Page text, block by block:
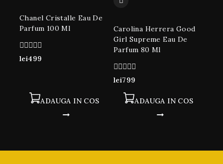
Chanel Cristalle Eau De
Parfum 100 Ml
0
lei499
ADAUGA IN COS
Carolina Herrera Good
Girl Supreme Eau De
Parfum 80 Ml
0
lei799
ADAUGA IN COS